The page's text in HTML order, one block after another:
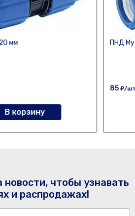
мм
В корзину
ПНД
85 ₽/
чтобы узнавать
и распродажах!